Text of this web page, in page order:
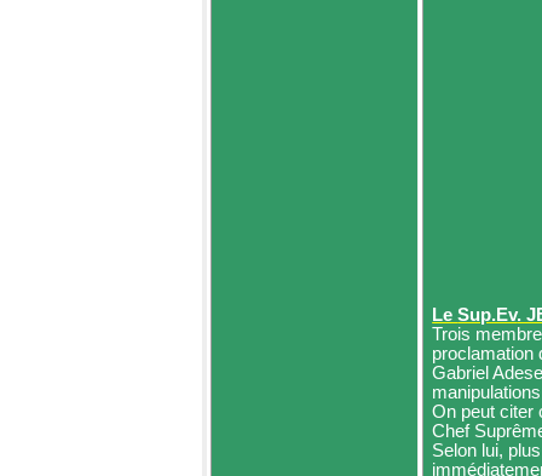
LeSup.Ev.
Trois
proclamation
Gabriel
On peut citer
Chef
Selon lui,